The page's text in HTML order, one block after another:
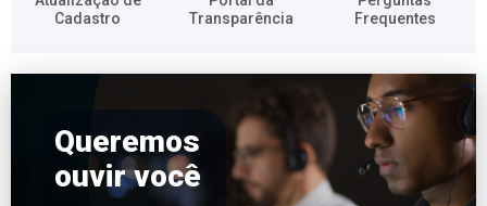
Cadastro​
Transparência​
Frequentes​
Queremos
ouvir você